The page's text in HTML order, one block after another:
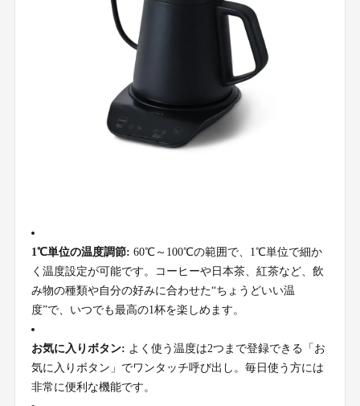
1℃単位の温度調節: 60℃～100℃の範囲で、1℃単位で細か
く温度設定が可能です。コーヒーや日本茶、紅茶など、飲
み物の種類や自分の好みに合わせた“ちょうどいい温
度”で、いつでも最高の1杯を楽しめます。
お気に入りボタン: よく使う温度は2つまで登録できる「お
気に入りボタン」でワンタッチ呼び出し。毎日使う方には
非常に便利な機能です。